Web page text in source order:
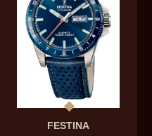
FESTINA